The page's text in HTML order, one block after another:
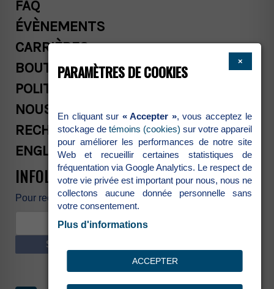
FAQ
ÉVÈNEMENTS
CARRIÈRES
BOUTIQUE
POLITIQUES COMMERCIALES
NOUS JOINDRE
RECHERCHE
ENGLISH
INFOLETTRE
Pour recevoir nos nouvelles et promotions
S’INSCRIRE
×
PARAMÈTRES DE COOKIES
En cliquant sur « Accepter », vous acceptez le
stockage de témoins (cookies) sur votre appareil
pour améliorer les performances de notre site
Web et recueillir certaines statistiques de
fréquentation via Google Analytics. Le respect de
votre vie privée est important pour nous, nous ne
collectons aucune donnée personnelle sans
votre consentement.
Plus d'informations
ACCEPTER